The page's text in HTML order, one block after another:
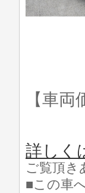
【車両
詳しく
ご覧頂き
■この車